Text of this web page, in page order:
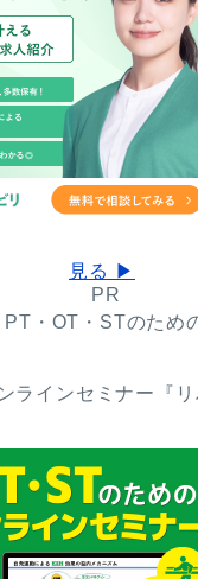
見る ▶
PR
PT・OT・STのため
ラインセミナー『リ